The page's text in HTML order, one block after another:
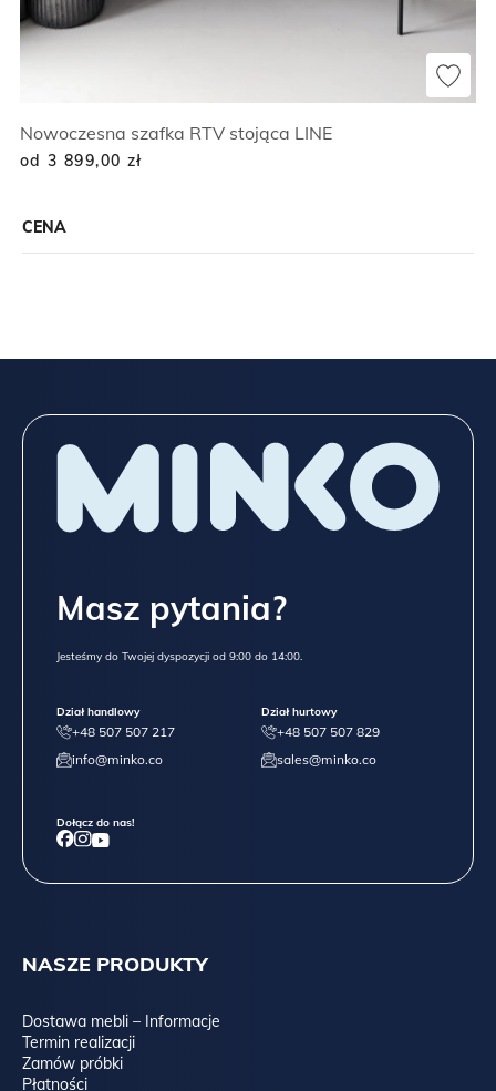
CENA
Nowoczesna szafka RTV stojąca LINE
od 3 899,00 zł
NASZE PRODUKTY
Dostawa mebli – Informacje
Termin realizacji
Zamów próbki
Płatności
Masz pytania?
Jesteśmy do Twojej dyspozycji od 9:00 do 14:00.
Dział handlowy
+48 507 507 217
info@minko.co
Dział hurtowy
+48 507 507 829
sales@minko.co
Dołącz do nas!